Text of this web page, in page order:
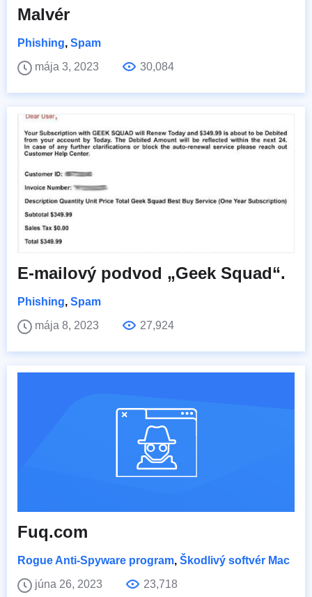
Malvér
Phishing, Spam
mája 3, 2023
30,084
E-mailový podvod „Geek Squad“.
Phishing, Spam
mája 8, 2023
27,924
Fuq.com
Rogue Anti-Spyware program, Škodlivý softvér Mac
júna 26, 2023
23,718